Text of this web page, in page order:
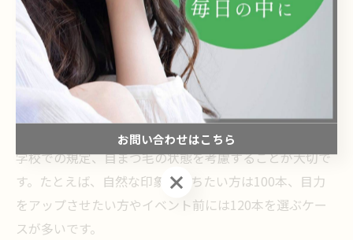
ちらが自分に合っているか迷う方は少なくありません。
100本はナチュラルな仕上がりで、普段のメイクを自然
に引き立てたい方に人気です。一方、120本は目元をよ
り華やかに見せたい方や、ボリューム感を重視したい方
におすすめされます。
選ぶポイントとしては、普段のメイクの濃さや、職場や
学校での規定、自まつ毛の状態を考慮することが大切で
す。たとえば、自然な印象を保ちたい方は100本、目力
をアップさせたい方やイベント前には120本を選ぶケー
スが多いです。
お問い合わせはこちら
お問い合わせはこちら